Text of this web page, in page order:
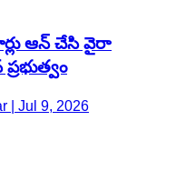
ఆన్ చేసి వైరా
| Jul 9, 2026